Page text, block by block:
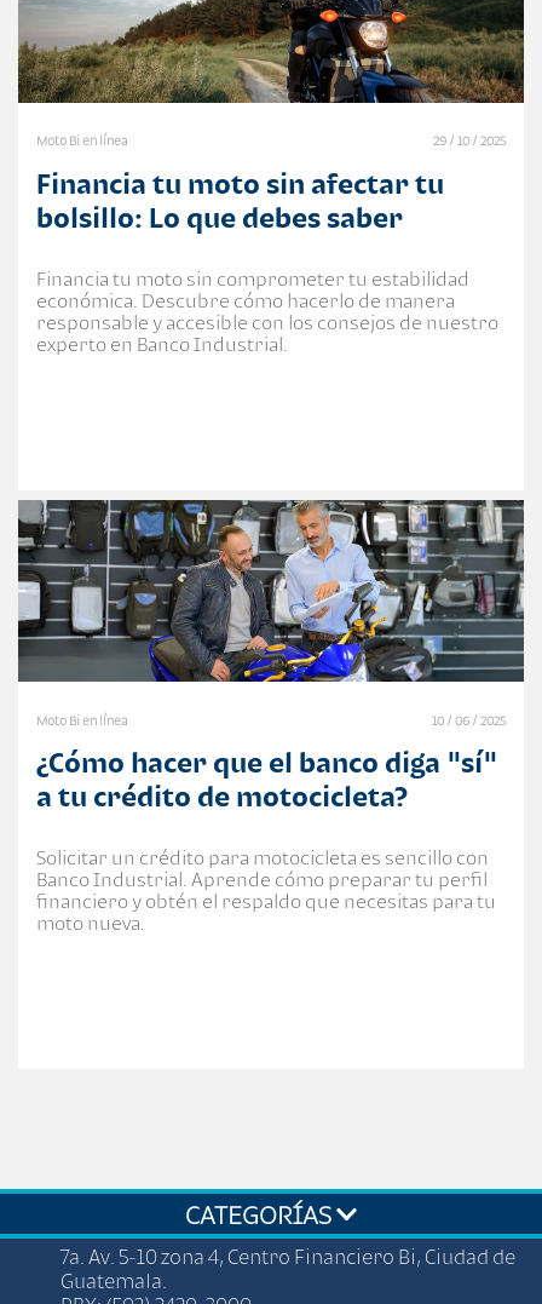
Moto Bi en línea 29 / 10 / 2025
Financia tu moto sin afectar tu
bolsillo: Lo que debes saber
Financia tu moto sin comprometer tu estabilidad
económica. Descubre cómo hacerlo de manera
responsable y accesible con los consejos de nuestro
experto en Banco Industrial.
Moto Bi en línea 10 / 06 / 2025
¿Cómo hacer que el banco diga "sí"
a tu crédito de motocicleta?
Solicitar un crédito para motocicleta es sencillo con
Banco Industrial. Aprende cómo preparar tu perfil
financiero y obtén el respaldo que necesitas para tu
moto nueva.
CATEGORÍAS
7a. Av. 5-10 zona 4, Centro Financiero Bi, Ciudad de
Guatemala.